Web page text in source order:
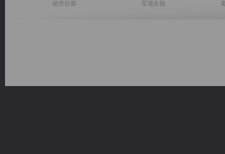
绝世狂尊 军魂永铸